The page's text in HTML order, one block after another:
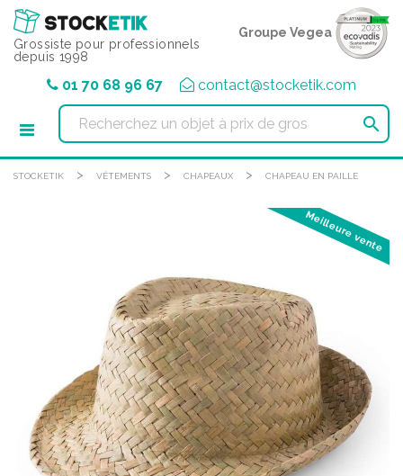
Grossiste pour professionnels
depuis 1998
Groupe Vegea
01 70 68 96 67 contact@stocketik.com

STOCKETIK > VÊTEMENTS > CHAPEAUX > CHAPEAU EN PAILLE
Meilleure vente
Panneau de gestion des cookies